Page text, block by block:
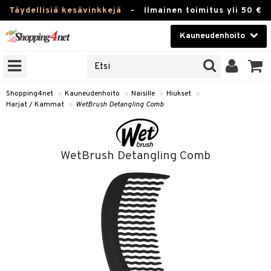
Täydellisiä kesävinkkejä - Ilmainen toimitus yli 50 €
Kauneudenhoito
Kauneudenhoito
Piilolinssit
Lelut, Lapsi & Vauva
Shopping4net » Kauneudenhoito » Naisille » Hiukset »
Harjat / Kammat » WetBrush Detangling Comb
WetBrush Detangling Comb